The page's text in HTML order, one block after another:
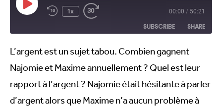
1x 00:00 / 50:21
SUBSCRIBE SHARE
RSS FEED
SHARE
EMBED
L’argent est un sujet tabou. Combien gagnent
Najomie et Maxime annuellement ? Quel est leur
rapport à l’argent ? Najomie était hésitante à parler
d’argent alors que Maxime n’a aucun problème à